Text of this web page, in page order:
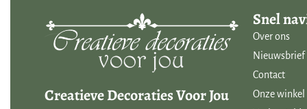
Countryfield heeft een uitgebreide collectie stoere landelijke
vleugje ‘Hotel Chique’. Twee woonstijlen die perfect met elkaar
vertaling van het woord Countryfield is platte land, en de
terug in het assortiment van dit Nederlandse merk.
Creatieve Decoraties Voor Jou
Snel
Over ons
Nieuwsbrief
Contact
Onze winkel